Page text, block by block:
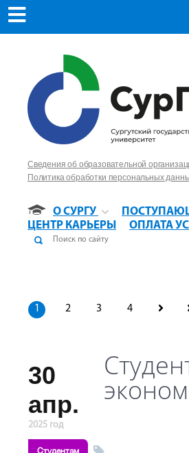
Сведения об образовательной
Политика обработки персональных
О СУРГУ
ЦЕНТР КАРЬЕРЫ
ОПЛАТА
1 2 3 4
30
апр.
2025 год
Студентам